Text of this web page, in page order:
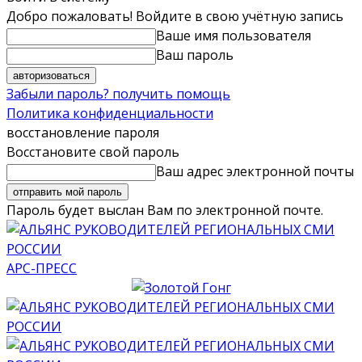
Добро пожаловать! Войдите в свою учётную запись
Ваше имя пользователя
Ваш пароль
Забыли пароль? получить помощь
Политика конфиденциальности
восстановление пароля
Восстановите свой пароль
Ваш адрес электронной почты
Пароль будет выслан Вам по электронной почте.
АРС-ПРЕСС